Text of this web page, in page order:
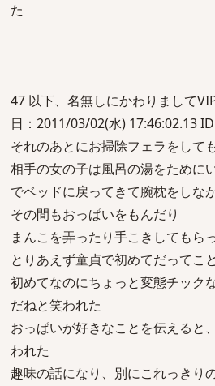
た
47 以下、名無しにかわりまして
日：2011/03/02(水) 17:46:02.13
それのあとにお掃除フェラをしても
相手の女の子は風呂の湯をために
でベッドに戻ってきて腕枕をしな
その間もおっぱいをもんだり
まんこを弄ったり手こきしてもら
とりあえず童貞で初めてだってこ
初めてなのにちょっと変態チック
だねと笑われた
おっぱいが好きなことを伝えると
われた
趣味の話になり、別にこれっきり